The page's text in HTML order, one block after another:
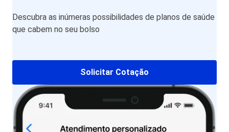
Descubra as inúmeras possibilidades de planos de saúde
que cabem no seu bolso
Solicitar Cotação